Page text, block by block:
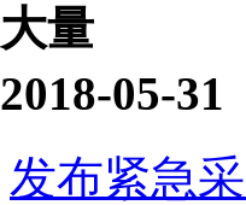
大量
2018-05-31
发布紧急